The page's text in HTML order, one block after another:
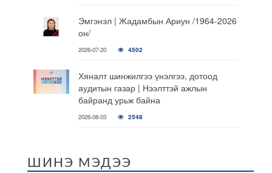
Эмгэнэл | Жадамбын Ариун /1964-2026
он/
2026-07-20 4502
Хяналт шинжилгээ үнэлгээ, дотоод
аудитын газар | Нээлттэй ажлын
байранд урьж байна
2026-08-03 2548
ШИНЭ МЭДЭЭ